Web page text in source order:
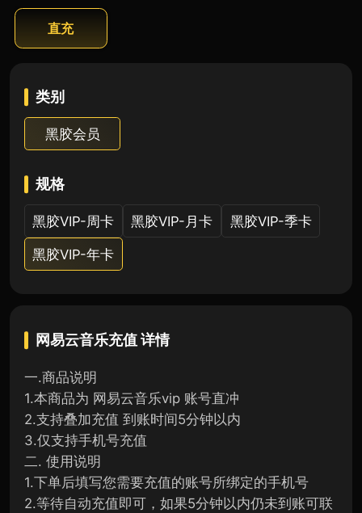
直充
类别
黑胶会员
规格
黑胶VIP-周卡 黑胶VIP-月卡 黑胶VIP-季卡
黑胶VIP-年卡
网易云音乐充值详情
一.商品说明
1.本商品为 网易云音乐vip 账号直冲
2.支持叠加充值 到账时间5分钟以内
3.仅支持手机号充值
二. 使用说明
1.下单后填写您需要充值的账号所绑定的手机号
2.等待自动充值即可，如果5分钟以内仍未到账可联